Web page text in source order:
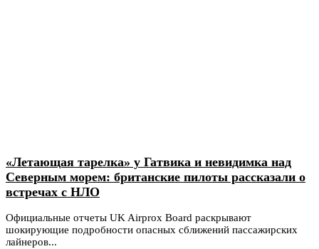
«Летающая тарелка» у Гатвика и невидимка над
Северным морем: британские пилоты рассказали о
встречах с НЛО
Официальные отчеты UK Airprox Board раскрывают
шокирующие подробности опасных сближений пассажирских
лайнеров...